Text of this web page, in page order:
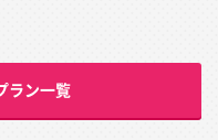
ラン一覧